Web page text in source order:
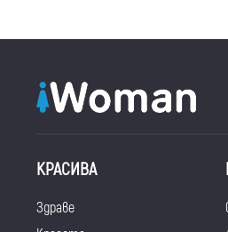
КРАСИВА
Здраве